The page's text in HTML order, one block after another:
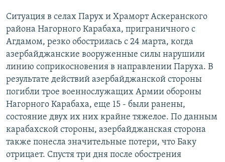
Ситуация в селах Парух и Храморт Аскеранского
района Нагорного Карабаха, приграничного с
Агдамом, резко обострилась с 24 марта, когда
азербайджанские вооруженные силы нарушили
линию соприкосновения в направлении Паруха. В
результате действий азербайджанской стороны
погибли трое военнослужащих Армии обороны
Нагорного Карабаха, еще 15 - были ранены,
состояние двух их них крайне тяжелое. По данным
карабахской стороны, азербайджанская сторона
также понесла значительные потери, что Баку
отрицает. Спустя три дня после обострения